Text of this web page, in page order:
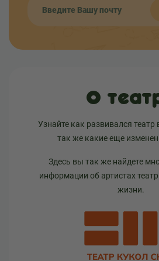
О
Узнайте как развивался театр
так же какие еще
Здесь вы так же найдете
информации об артистах
жизни.